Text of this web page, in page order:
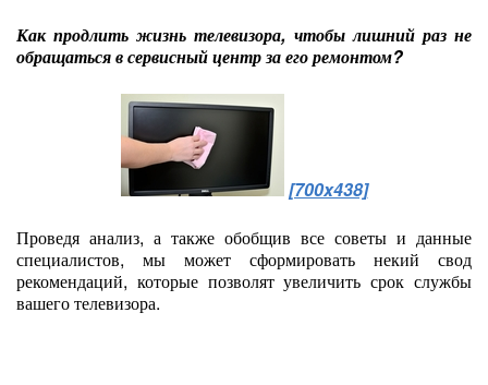
Как продлить жизнь телевизора, чтобы лишний раз не
обращаться в сервисный центр за его ремонтом?
[700x438]
Проведя анализ, а также обобщив все советы и данные
специалистов, мы может сформировать некий свод
рекомендаций, которые позволят увеличить срок службы
вашего телевизора.